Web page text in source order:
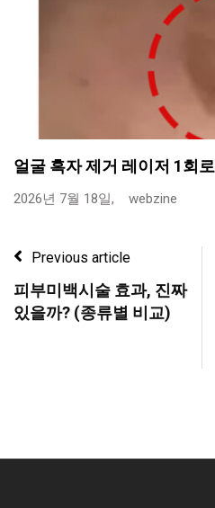
얼굴 흑자 제거 레이저 1회
2026년 7월 18일, webzine
Previous article
피부미백시술 효과, 진짜
있을까? (종류별 비교)